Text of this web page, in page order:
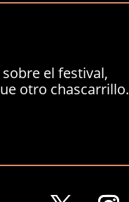
el festival,
otro chascarrillo.